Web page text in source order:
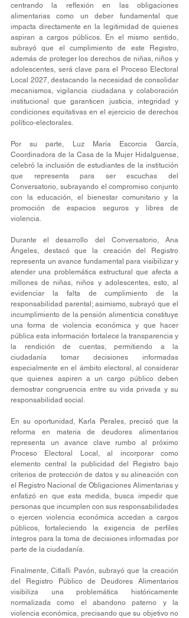
centrando la reflexión en las obligaciones
alimentarias como un deber fundamental que
impacta directamente en la legitimidad de quienes
aspiran a cargos públicos. En el mismo sentido,
subrayó que el cumplimiento de este Registro,
además de proteger los derechos de niñas, niños y
adolescentes, será clave para el Proceso Electoral
Local 2027, destacando la necesidad de consolidar
mecanismos, vigilancia ciudadana y colaboración
institucional que garanticen justicia, integridad y
condiciones equitativas en el ejercicio de derechos
político-electorales.
Por su parte, Luz María Escorcia García,
Coordinadora de la Casa de la Mujer Hidalguense,
celebró la inclusión de estudiantes de la institución
que representa para ser escuchas del
Conversatorio, subrayando el compromiso conjunto
con la educación, el bienestar comunitario y la
promoción de espacios seguros y libres de
violencia.
Durante el desarrollo del Conversatorio, Ana
Ángeles, destacó que la creación del Registro
representa un avance fundamental para visibilizar y
atender una problemática estructural que afecta a
millones de niñas, niños y adolescentes, esto, al
evidenciar la falta de cumplimiento de la
responsabilidad parental; asimismo, subrayó que el
incumplimiento de la pensión alimenticia constituye
una forma de violencia económica y que hacer
pública esta información fortalece la transparencia y
la rendición de cuentas, permitiendo a la
ciudadanía tomar decisiones informadas
especialmente en el ámbito electoral, al considerar
que quienes aspiren a un cargo público deben
demostrar congruencia entre su vida privada y su
responsabilidad social.
En su oportunidad, Karla Perales, precisó que la
reforma en materia de deudores alimentarios
representa un avance clave rumbo al próximo
Proceso Electoral Local, al incorporar como
elemento central la publicidad del Registro bajo
criterios de protección de datos y su alineación con
el Registro Nacional de Obligaciones Alimentarias y
enfatizó en que esta medida, busca impedir que
personas que incumplen con sus responsabilidades
o ejercen violencia económica accedan a cargos
públicos, fortaleciendo la exigencia de perfiles
íntegros para la toma de decisiones informadas por
parte de la ciudadanía.
Finalmente, Citlalli Pavón, subrayó que la creación
del Registro Público de Deudores Alimentarios
visibiliza una problemática históricamente
normalizada como el abandono paterno y la
violencia económica, precisando que su objetivo no